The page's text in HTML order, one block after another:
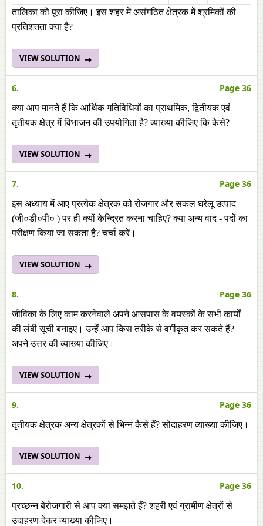
तालिका को पूरा कीजिए। इस शहर में असंगठित क्षेत्रक में श्रमिकों की
प्रतिशतता क्या है?
VIEW SOLUTION
6. Page 36
क्या आप मानते हैं कि आर्थिक गतिविधियों का प्राथमिक, द्वितीयक एवं
तृतीयक क्षेत्र में विभाजन की उपयोगिता है? व्याख्या कीजिए कि कैसे?
VIEW SOLUTION
7. Page 36
इस अध्याय में आए प्रत्येक क्षेत्रक को रोजगार और सकल घरेलू उत्पाद
(जी०डी०पी० ) पर ही क्यों केन्द्रित करना चाहिए? क्या अन्य वाद - पदों का
परीक्षण किया जा सकता है? चर्चा करें।
VIEW SOLUTION
8. Page 36
जीविका के लिए काम करनेवाले अपने आसपास के वयस्कों के सभी कार्यों
की लंबी सूची बनाइए। उन्हें आप किस तरीके से वर्गीकृत कर सकते हैं?
अपने उत्तर की व्याख्या कीजिए।
VIEW SOLUTION
9. Page 36
तृतीयक क्षेत्रक अन्य क्षेत्रकों से भिन्न कैसे हैं? सोदाहरण व्याख्या कीजिए।
VIEW SOLUTION
10. Page 36
प्रच्छन्न बेरोजगारी से आप क्या समझते हैं? शहरी एवं ग्रामीण क्षेत्रों से
उदाहरण देकर व्याख्या कीजिए।